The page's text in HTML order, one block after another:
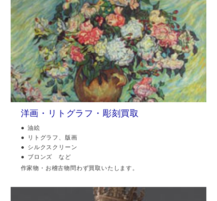
洋画・リトグラフ・彫刻買取
油絵
リトグラフ、版画
シルクスクリーン
ブロンズ など
作家物・お稽古物問わず買取いたします。